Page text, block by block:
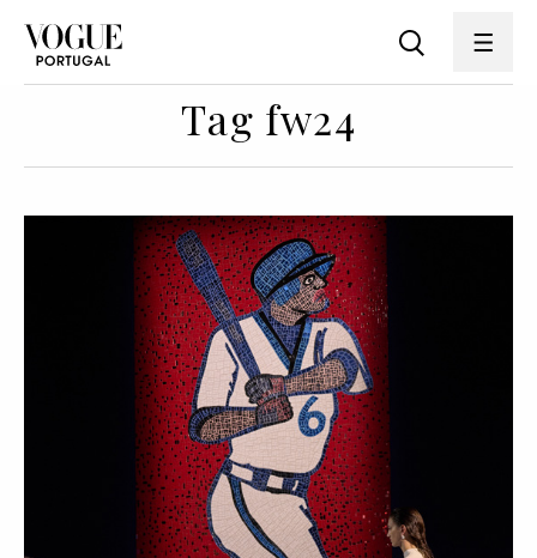
Tag fw24